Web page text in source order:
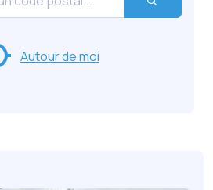
Autour de moi